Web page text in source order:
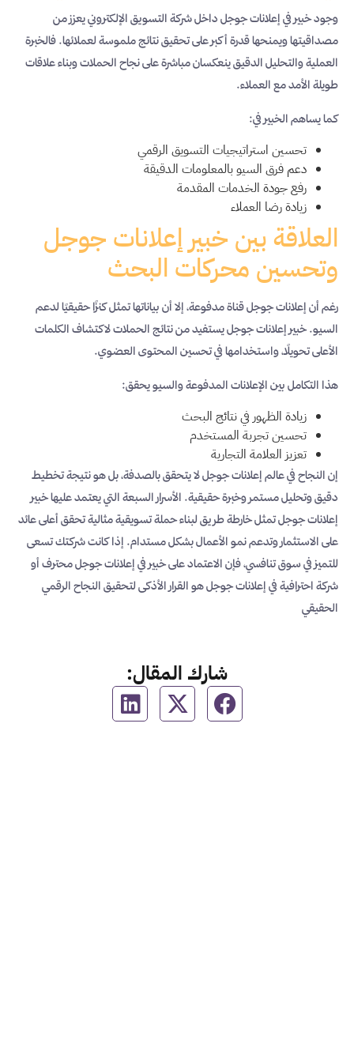
وجود خبير في إعلانات جوجل داخل شركة التسويق الإلكتروني يعزز من
مصداقيتها ويمنحها قدرة أكبر على تحقيق نتائج ملموسة لعملائها. فالخبرة
العملية والتحليل الدقيق ينعكسان مباشرة على نجاح الحملات وبناء علاقات
طويلة الأمد مع العملاء.
كما يساهم الخبير في:
تحسين استراتيجيات التسويق الرقمي
دعم فرق السيو بالمعلومات الدقيقة
رفع جودة الخدمات المقدمة
زيادة رضا العملاء
العلاقة بين خبير إعلانات جوجل
وتحسين محركات البحث
رغم أن إعلانات جوجل قناة مدفوعة، إلا أن بياناتها تمثل كنزًا حقيقيًا لدعم
السيو. خبير إعلانات جوجل يستفيد من نتائج الحملات لاكتشاف الكلمات
الأعلى تحويلًا، واستخدامها في تحسين المحتوى العضوي.
هذا التكامل بين الإعلانات المدفوعة والسيو يحقق:
زيادة الظهور في نتائج البحث
تحسين تجربة المستخدم
تعزيز العلامة التجارية
إن النجاح في عالم إعلانات جوجل لا يتحقق بالصدفة، بل هو نتيجة تخطيط
دقيق وتحليل مستمر وخبرة حقيقية. الأسرار السبعة التي يعتمد عليها خبير
إعلانات جوجل تمثل خارطة طريق لبناء حملة تسويقية مثالية تحقق أعلى عائد
على الاستثمار وتدعم نمو الأعمال بشكل مستدام. إذا كانت شركتك تسعى
للتميز في سوق تنافسي، فإن الاعتماد على خبير في إعلانات جوجل محترف أو
شركة احترافية في إعلانات جوجل هو القرار الأذكى لتحقيق النجاح الرقمي
الحقيقي
شارك المقال: